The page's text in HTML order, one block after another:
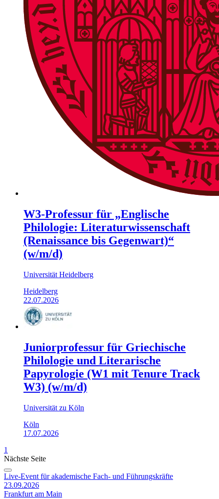
W3-Professur für „Englische
Philologie: Literaturwissenschaft
(Renaissance bis Gegenwart)“
(w/m/d)
Universität Heidelberg
Heidelberg
22.07.2026
Juniorprofessur für Griechische
Philologie und Literarische
Papyrologie (W1 mit Tenure Track
W3) (w/m/d)
Universität zu Köln
Köln
17.07.2026
1
Nächste Seite
Live-Event für akademische Fach- und Führungskräfte
23.09.2026
Frankfurt am Main